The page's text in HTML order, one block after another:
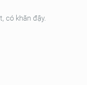
có khăn đậy.